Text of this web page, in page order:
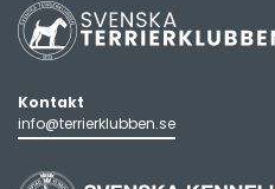
Kontakt
info@terrierklubben.se